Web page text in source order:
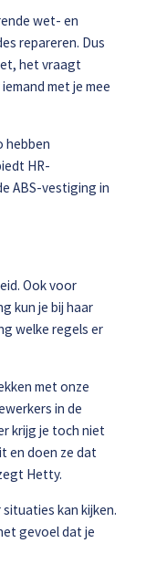
wet- en
repareren. Dus
het vraagt
met je mee
hebben
HR-
ABS-vestiging in
Ook voor
kun je bij haar
welke regels er
met onze
in de
krijg je toch niet
en doen ze dat
Hetty.
kan kijken.
gevoel dat je